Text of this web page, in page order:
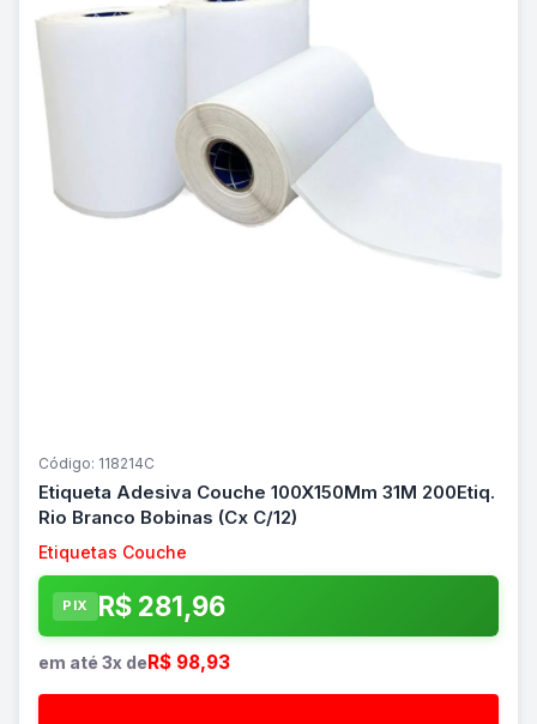
Código: 118214C
Etiqueta Adesiva Couche 100X150Mm 31M 200Etiq.
Rio Branco Bobinas (Cx C/12)
Etiquetas Couche
PIX R$ 281,96
em até 3x de R$ 98,93